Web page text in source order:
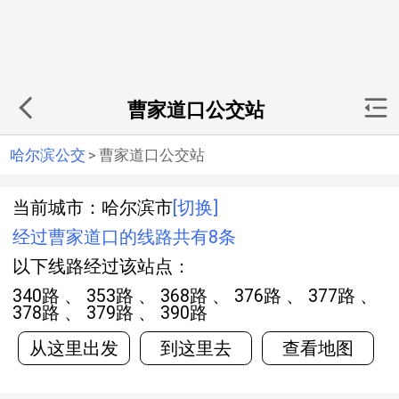
曹家道口公交站
哈尔滨公交 > 曹家道口公交站
当前城市：哈尔滨市 [切换]
经过曹家道口的线路共有8条
以下线路经过该站点：
340路 、 353路 、 368路 、 376路 、 377路 、
378路 、 379路 、 390路
从这里出发
到这里去 查看地图